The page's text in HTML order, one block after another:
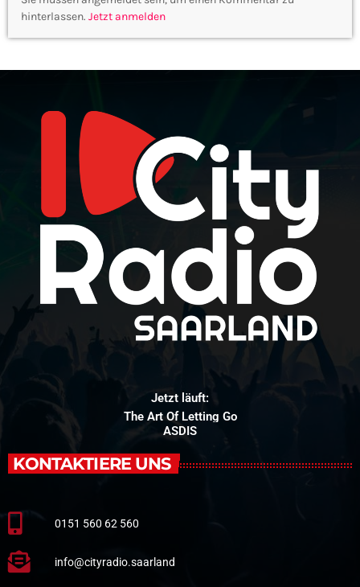
hinterlassen. Jetzt anmelden
Jetzt läuft:
The Art Of Letting Go
ASDIS
KONTAKTIERE UNS
0151 560 62 560
info@cityradio.saarland